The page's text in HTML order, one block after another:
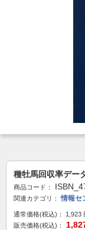
種牡馬回収率デー
商品コード：
関連カテゴリ： 情報セ
通常価格(税込)： 1,923
販売価格(税込)：